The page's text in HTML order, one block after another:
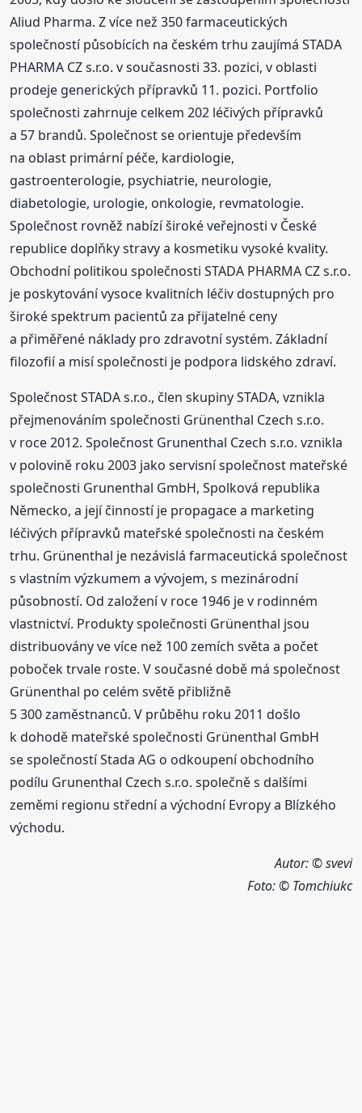
Aliud Pharma. Z více než 350 farmaceutických
společností působících na českém trhu zaujímá STADA
PHARMA CZ s.r.o. v současnosti 33. pozici, v oblasti
prodeje generických přípravků 11. pozici. Portfolio
společnosti zahrnuje celkem 202 léčivých přípravků
a 57 brandů. Společnost se orientuje především
na oblast primární péče, kardiologie,
gastroenterologie, psychiatrie, neurologie,
diabetologie, urologie, onkologie, revmatologie.
Společnost rovněž nabízí široké veřejnosti v České
republice doplňky stravy a kosmetiku vysoké kvality.
Obchodní politikou společnosti STADA PHARMA CZ s.r.o.
je poskytování vysoce kvalitních léčiv dostupných pro
široké spektrum pacientů za přijatelné ceny
a přiměřené náklady pro zdravotní systém. Základní
filozofií a misí společnosti je podpora lidského zdraví.
Společnost STADA s.r.o., člen skupiny STADA, vznikla
přejmenováním společnosti Grünenthal Czech s.r.o.
v roce 2012. Společnost Grunenthal Czech s.r.o. vznikla
v polovině roku 2003 jako servisní společnost mateřské
společnosti Grunenthal GmbH, Spolková republika
Německo, a její činností je propagace a marketing
léčivých přípravků mateřské společnosti na českém
trhu. Grünenthal je nezávislá farmaceutická společnost
s vlastním výzkumem a vývojem, s mezinárodní
působností. Od založení v roce 1946 je v rodinném
vlastnictví. Produkty společnosti Grünenthal jsou
distribuovány ve více než 100 zemích světa a počet
poboček trvale roste. V současné době má společnost
Grünenthal po celém světě přibližně
5 300 zaměstnanců. V průběhu roku 2011 došlo
k dohodě mateřské společnosti Grünenthal GmbH
se společností Stada AG o odkoupení obchodního
podílu Grunenthal Czech s.r.o. společně s dalšími
zeměmi regionu střední a východní Evropy a Blízkého
východu.
Autor: © svevi
Foto:© Tomchiukc